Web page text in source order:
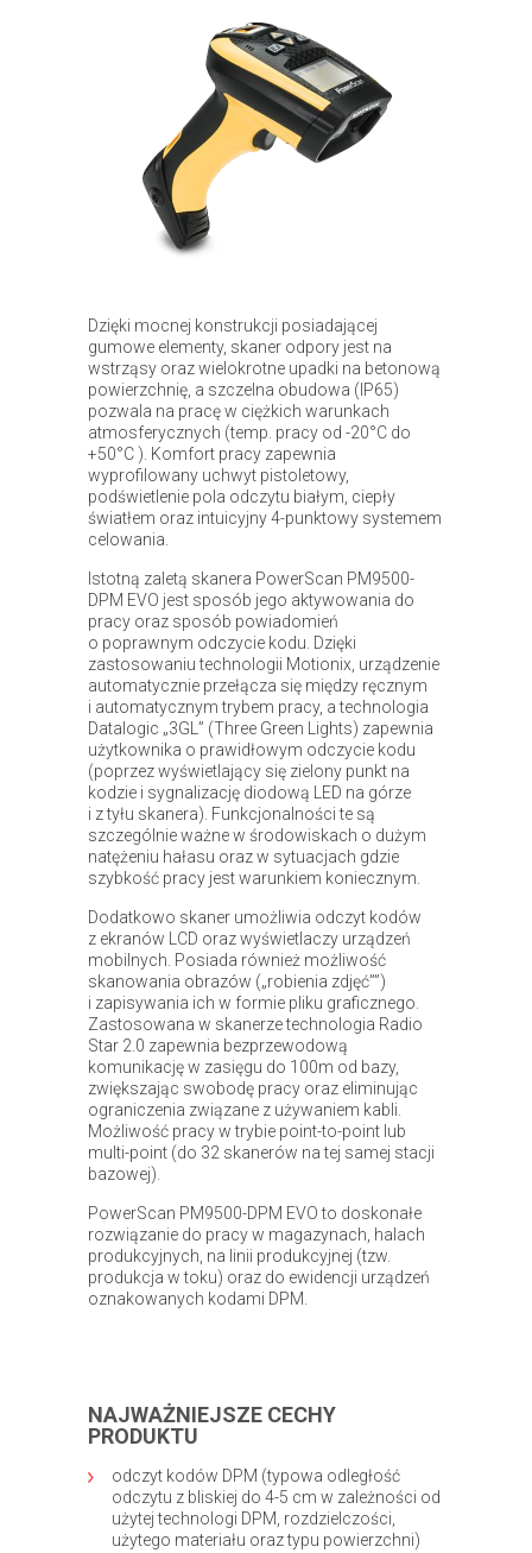
Dzięki mocnej konstrukcji posiadającej
gumowe elementy, skaner odpory jest na
wstrząsy oraz wielokrotne upadki na betonową
powierzchnię, a szczelna obudowa (IP65)
pozwala na pracę w ciężkich warunkach
atmosferycznych (temp. pracy od -20°C do
+50°C ). Komfort pracy zapewnia
wyprofilowany uchwyt pistoletowy,
podświetlenie pola odczytu białym, ciepły
światłem oraz intuicyjny 4-punktowy systemem
celowania.
Istotną zaletą skanera PowerScan PM9500-
DPM EVO jest sposób jego aktywowania do
pracy oraz sposób powiadomień
o poprawnym odczycie kodu. Dzięki
zastosowaniu technologii Motionix, urządzenie
automatycznie przełącza się między ręcznym
i automatycznym trybem pracy, a technologia
Datalogic „3GL” (Three Green Lights) zapewnia
użytkownika o prawidłowym odczycie kodu
(poprzez wyświetlający się zielony punkt na
kodzie i sygnalizację diodową LED na górze
i z tyłu skanera). Funkcjonalności te są
szczególnie ważne w środowiskach o dużym
natężeniu hałasu oraz w sytuacjach gdzie
szybkość pracy jest warunkiem koniecznym.
Dodatkowo skaner umożliwia odczyt kodów
z ekranów LCD oraz wyświetlaczy urządzeń
mobilnych. Posiada również możliwość
skanowania obrazów („robienia zdjęć””)
i zapisywania ich w formie pliku graficznego.
Zastosowana w skanerze technologia Radio
Star 2.0 zapewnia bezprzewodową
komunikację w zasięgu do 100m od bazy,
zwiększając swobodę pracy oraz eliminując
ograniczenia związane z używaniem kabli.
Możliwość pracy w trybie point-to-point lub
multi-point (do 32 skanerów na tej samej stacji
bazowej).
PowerScan PM9500-DPM EVO to doskonałe
rozwiązanie do pracy w magazynach, halach
produkcyjnych, na linii produkcyjnej (tzw.
produkcja w toku) oraz do ewidencji urządzeń
oznakowanych kodami DPM.
NAJWAŻNIEJSZE CECHY
PRODUKTU
odczyt kodów DPM (typowa odległość
odczytu z bliskiej do 4-5 cm w zależności od
użytej technologi DPM, rozdzielczości,
użytego materiału oraz typu powierzchni)